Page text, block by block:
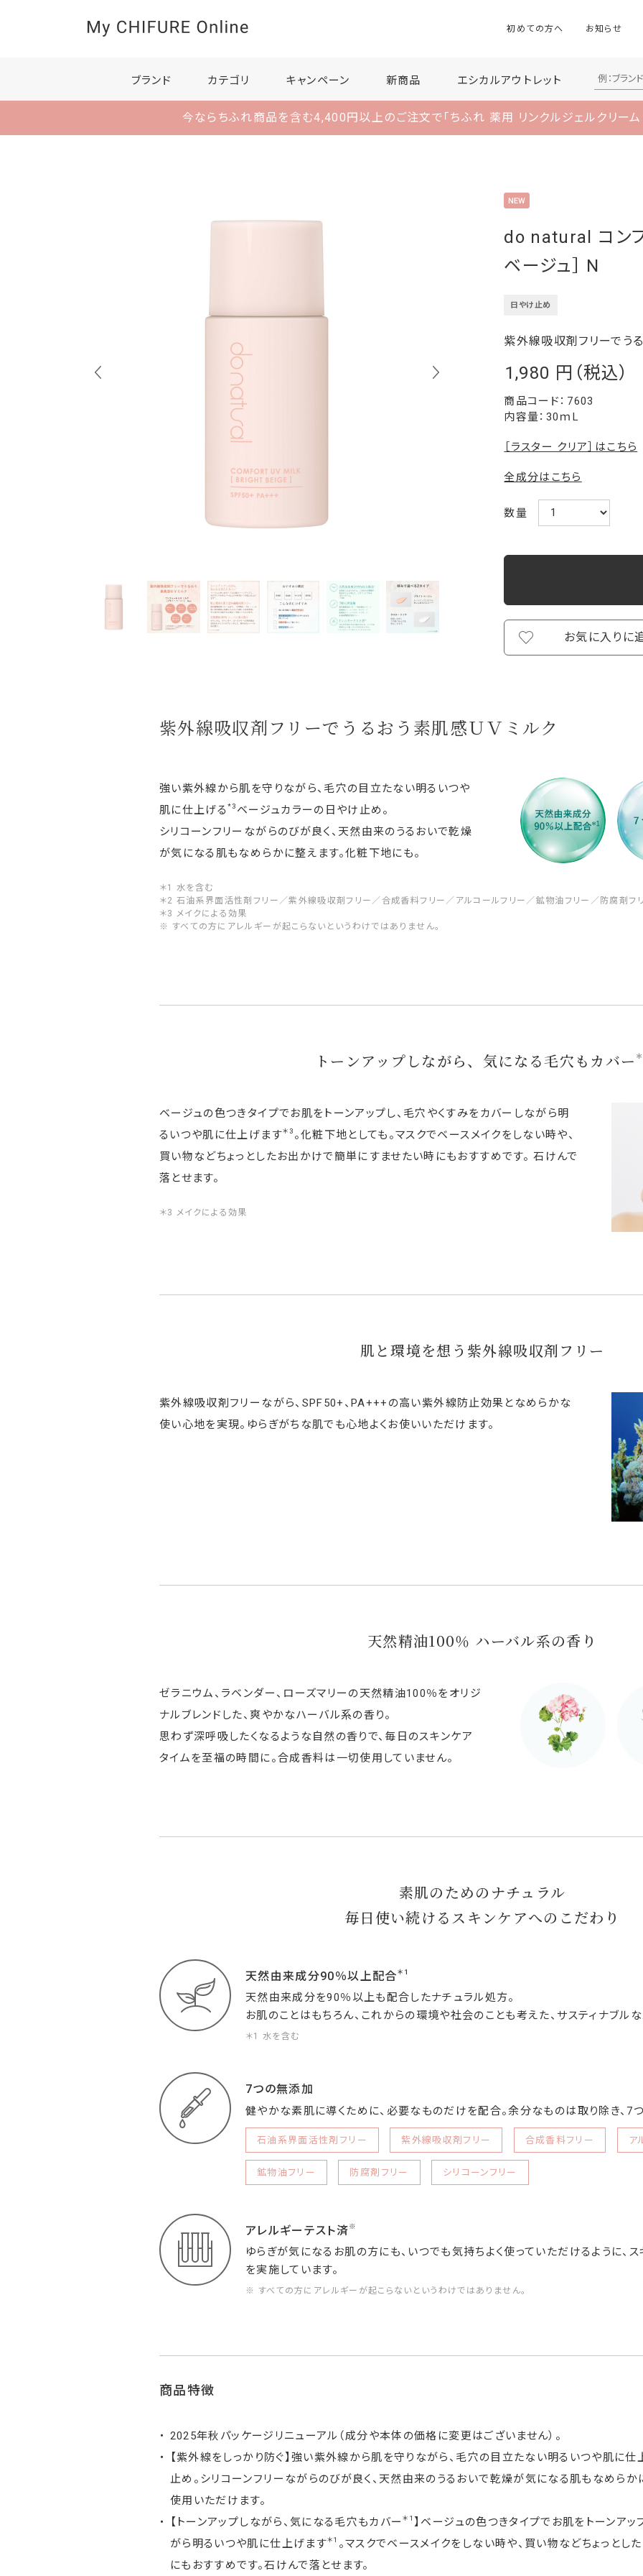
初めての方へ お知らせ
ブランド カテゴリ キャンペーン 新商品 エシカルアウトレット
今ならちふれ商品を含む4,400円以上のご注文で 「ちふれ 薬用 リンクルジェルクリーム
日やけ止め
do natural コンフ
ベージュ］ N
1,980
7603
紫外線吸収剤フリーでう
内容量：30ｍL
［ラスター クリア］はこちら
全成分はこちら
数量
お気に入りに
紫外線吸収剤フリーでうるおう素肌感ＵＶミルク
強い紫外線から肌を守りながら、毛穴の目立たない明るいつや
肌に仕上げる *3 ベージュカラーの日やけ止め。
シリコーンフリーながらのびが良く、天然由来のうるおいで乾燥
が気になる肌もなめらかに整えます。化粧下地にも。
＊1 水を含む
＊2 石油系界面活性剤フリー／紫外線吸収剤フリー／合成香料フリー／アルコールフリー／鉱物油フリー／防腐剤フ
＊3 メイクによる効果
※ すべての方にアレルギーが起こらないというわけではありません。
トーンアップしながら、気になる毛穴もカバー
ベージュの色つきタイプでお肌をトーンアップし、毛穴やくすみをカバーしながら明
るいつや肌に仕上げます＊3 。化粧下地としても。マスクでベースメイクをしない時や、
買い物などちょっとしたお出かけで簡単にすませたい時にもおすすめです。石けんで
落とせます。
＊3 メイクによる効果
肌と環境を想う紫外線吸収剤フリー
紫外線吸収剤フリーながら、SPF50+、PA+++の高い紫外線防止効果となめらかな
使い心地を実現。ゆらぎがちな肌でも心地よくお使いいただけます。
天然精油100％ ハーバル系の香り
ゼラニウム、ラベンダー、ローズマリーの天然精油100％をオリジ
ナルブレンドした、爽やかなハーバル系の香り。
思わず深呼吸したくなるような自然の香りで、毎日のスキンケア
タイムを至福の時間に。合成香料は一切使用していません。
素肌のためのナチュラル
毎日使い続けるスキンケアへのこだわり
天然由来成分90％以上配合＊1
天然由来成分を90％以上も配合したナチュラル処方。
お肌のことはもちろん、これからの環境や社会のことも考えた、サスティナブル
＊1 水を含む
7つの無添加
健やかな素肌に導くために、必要なものだけを配合。余分なものは取り除き、7
石油系界面活性剤フリー 紫外線吸収剤フリー 合成香料フリー ア
鉱物油フリー 防腐剤フリー シリコーンフリー
アレルギーテスト済※
ゆらぎが気になるお肌の方にも、いつでも気持ちよく使っていただけるように、
を実施しています。
※ すべての方にアレルギーが起こらないというわけではありません。
商品特徴
2025年秋パッケージリニューアル（成分や本体の価格に変更はございません）。
【紫外線をしっかり防ぐ】強い紫外線から肌を守りながら、毛穴の目立たない明るいつや肌に仕
止め。シリコーンフリーながらのびが良く、天然由来のうるおいで乾燥が気になる肌もなめらか
使用いただけます。
【トーンアップしながら、気になる毛穴もカバー＊1】ベージュの色つきタイプでお肌をトーンア
がら明るいつや肌に仕上げます＊1 。マスクでベースメイクをしない時や、買い物などちょっと
にもおすすめです。石けんで落とせます。